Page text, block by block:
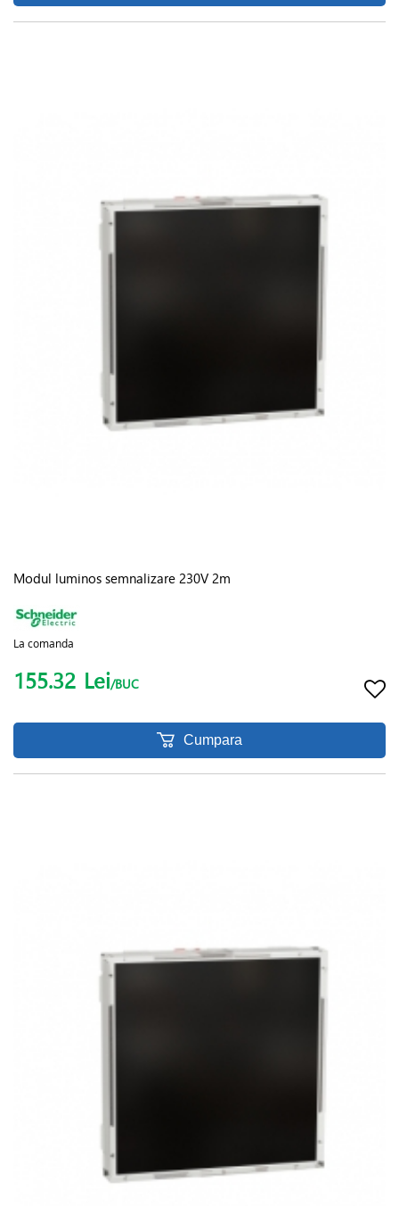
Modul luminos semnalizare 230V 2m
La comanda
155.32 Lei/BUC
Cumpara